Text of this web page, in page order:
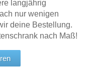
langjährig
nur wenigen
deine Bestellung.
nach Maß!